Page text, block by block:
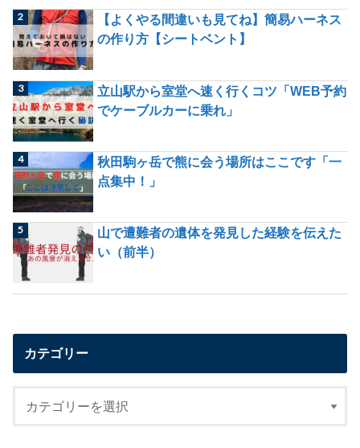
【よくやる間違いも見てね】簡易ハーネス
の作り方【シートベント】
立山駅から室堂へ速く行くコツ「WEB予約
でケーブルカーに乗れ」
秋田駒ヶ岳で熊に会う場所はここです「一
点集中！」
山で遭難者の遺体を発見した経験を伝えた
い（前半）
カテゴリー